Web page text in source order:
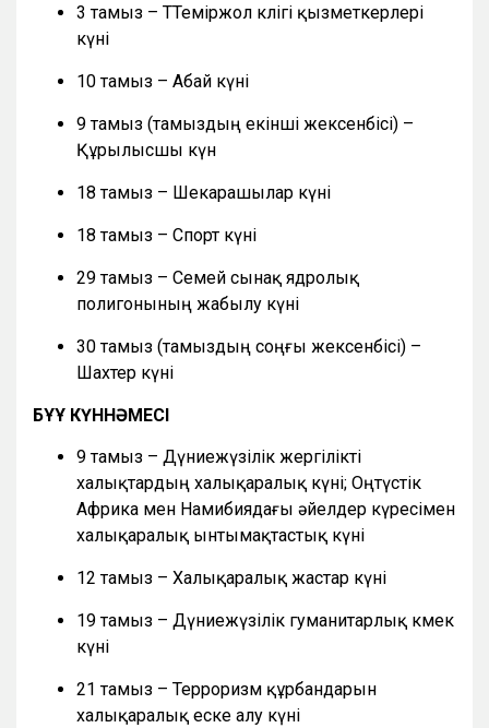
3 тамыз – ТТеміржол көлігі қызметкерлері
күні
10 тамыз – Абай күні
9 тамыз (тамыздың екінші жексенбісі) –
Құрылысшы күн
18 тамыз – Шекарашылар күні
18 тамыз – Спорт күні
29 тамыз – Семей сынақ ядролық
полигонының жабылу күні
30 тамыз (тамыздың соңғы жексенбісі) –
Шахтер күні
БҰҰ КҮННӘМЕСІ
9 тамыз – Дүниежүзілік жергілікті
халықтардың халықаралық күні; Оңтүстік
Африка мен Намибиядағы әйелдер күресімен
халықаралық ынтымақтастық күні
12 тамыз – Халықаралық жастар күні
19 тамыз – Дүниежүзілік гуманитарлық көмек
күні
21 тамыз – Терроризм құрбандарын
халықаралық еске алу күні